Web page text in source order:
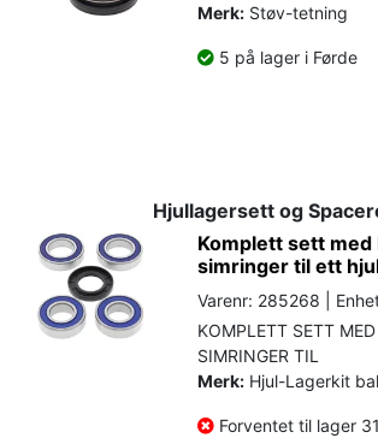
Merk: Støv-tetning
5 på lager i Førde
Hjullagersett og
Komplett sett med
simringer til ett
Varenr: 285268 |
KOMPLETT SETT
SIMRINGER TIL
Merk: Hjul-Lagerkit
Forventet til lager